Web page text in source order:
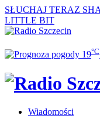
SŁUCHAJ TERAZ
LITTLE BIT
19°C
Wiadomości